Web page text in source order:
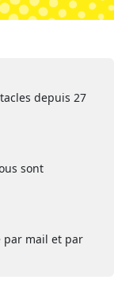
depuis 27
sont
par mail et par